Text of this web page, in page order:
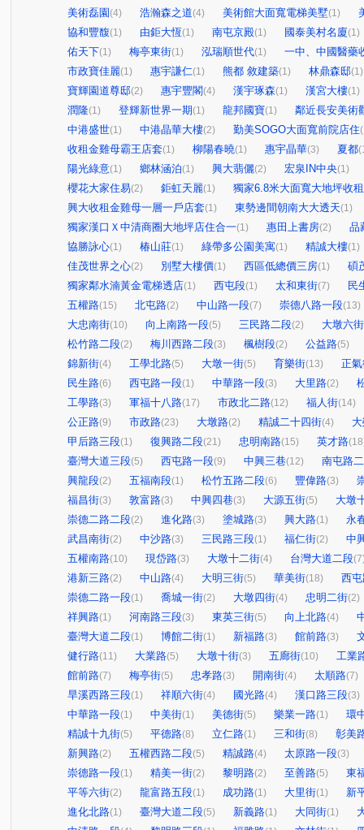
美術磊園 (4) 浩瀚森之道(4) 美術館大面寬電梯美墅(1)
協和豐馥(1) 由鉅大恆(1) 南屯京殿(1) 國泰美村名廈(1)
佑天下(1) 梅亭東街(1) 泓瑞順世代(1)
一中、中國醫藥
市政寶佳麗(1) 惠宇謙仁(1) 熊都 敘建築(1) 林鼎森邸(1)
寶輝園道尊邸(2) 惠宇豐閣(4) 漢宇琢森(1) 漢宮大樓(1)
潤隆(1) 登輝新世界一期(1) 龍邦國寶(1)
鄰近長安美術
中港盛世(1) 中港晶華大樓(2) 勤美SOGO大面寬前院店住
收租金雞母霸王店套(1) 柳陽春曉(1) 惠宇晶華(3) 夏都
陽光綠意(1) 鄉林涵泊(1) 興大翡儷(2) 宏泉IN中央(1)
櫻花大家住易(2) 鉅虹天麗(1)
獨家6.8米大面寬大地坪收
興大收租金雞母一層一戶店套(1) 東勢邊間朝南大大透天(1)
獨家漢口Ｘ中清商圈大地坪店住合一(1) 惠田上書房(2)
品
協勝詠心(1) 椿山莊(1) 綠帶多公園美寓(1) 精誠大樓(1)
佳茂世界之心(2) 別墅大樓價(1) 西區低總價三房(1)
碩
獨家鄰水湳黃金電梯透店(1) 西屯段(1) 太和東街(7)
民
五權路(15) 北屯路(2) 中山路一段(7) 崇德八路一段(13)
大忠南街(10) 向上南路一段(5) 三民路二段(2)
大墩六街
松竹路二段(2) 梅川西路二段(3) 楓樹段(2) 公益路(5)
錦新街(4) 工學北路(5) 大墩一街(5) 育樂街(13)
正
民生路(6) 西屯路一段(1) 中華路一段(3) 大里路(2)
工學路(3) 軍福十八路(17) 市政北二路(12) 福人街(14)
公正路(9) 市政路(23) 大墩路(2) 精誠二十四街(4)
甲后路三段(1) 復興路二段(21) 忠明南路(15) 英才路
臺灣大道三段(5) 西屯路一段(9) 中興三巷(12)
南屯路
興龍段(2) 五福南段(1) 松竹五路二段(6) 豐偉路(3)
福昌街(3) 敦富路(3) 中興四巷(3) 大源五街(5)
大墩
崇德二路二段(2) 進化路(3) 塗城路(3) 興大路(1)
永
武昌南街(2) 中沙路(3) 三民路三段(1) 福仁街(2)
中
五權南路(10) 現岱路(3) 大墩十二街(4) 台灣大道二段
港新三路(2) 中山路(4) 大明三街(5) 華美街(18)
西
崇德二路一段(1) 喬城一街(2) 大墩四街(4) 忠明二街(2)
祥興路(1) 河南路三段(3) 東英三街(5) 向上北路(4)
臺灣大道二段(1) 博館二街(1) 新福路(3) 館前路(3)
健行路(11) 大業路(5) 大墩十街(3) 五廊街(10)
工業
館前路(7) 梅亭街(5) 忠孝路(3) 開南街(4) 太順路(7)
旱溪西路三段(1) 祥順六街(4) 國光路(4) 漢口路三段(3)
中華路一段(1) 中美街(1) 美德街(5) 樂業一路(1)
環
精誠十九街(5) 平德路(8) 立仁路(1) 三和街(8)
彰美
新興路(2) 五權西路二段(5) 精誠路(4) 太原路一段(3)
崇德路一段(1) 精美一街(2) 黎明路(2) 至善路(5)
東
平等六街(2) 龍富路五段(1) 成功路(1) 大里街(1)
新
進化北路(1) 臺灣大道二段(5) 新義路(1) 大同街(1)